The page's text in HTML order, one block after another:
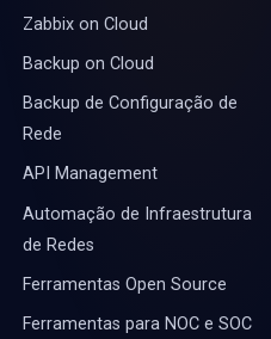
Zabbix on Cloud
Backup on Cloud
Backup de Configuração de
Rede
API Management
Automação de Infraestrutura
de Redes
Ferramentas Open Source
Ferramentas para NOC e SOC